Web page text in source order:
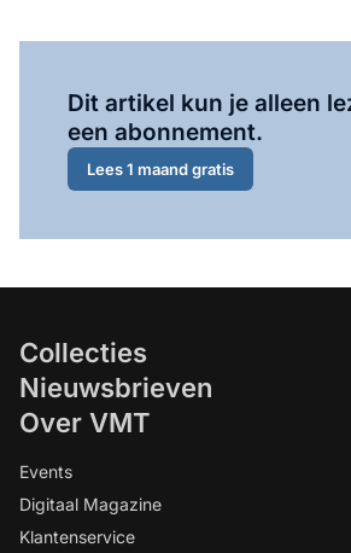
Dit artikel kun je alleen
een abonnement.
Lees 1 maand gratis
Collecties
Nieuwsbrieven
Over VMT
Events
Digitaal Magazine
Klantenservice